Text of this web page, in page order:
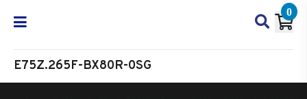
0
E75Z.265F-BX80R-0SG